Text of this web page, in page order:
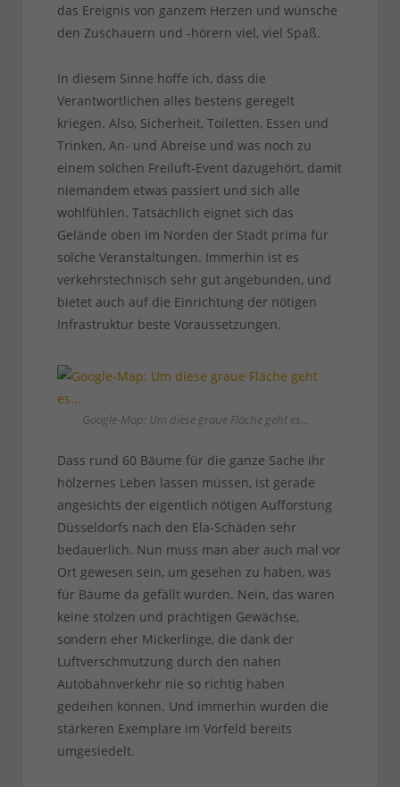
das Ereignis von ganzem Herzen und wünsche
den Zuschauern und -hörern viel, viel Spaß.
In diesem Sinne hoffe ich, dass die
Verantwortlichen alles bestens geregelt
kriegen. Also, Sicherheit, Toiletten, Essen und
Trinken, An- und Abreise und was noch zu
einem solchen Freiluft-Event dazugehört, damit
niemandem etwas passiert und sich alle
wohlfühlen. Tatsächlich eignet sich das
Gelände oben im Norden der Stadt prima für
solche Veranstaltungen. Immerhin ist es
verkehrstechnisch sehr gut angebunden, und
bietet auch auf die Einrichtung der nötigen
Infrastruktur beste Voraussetzungen.
Google-Map: Um diese graue Fläche geht es…
Dass rund 60 Bäume für die ganze Sache ihr
hölzernes Leben lassen müssen, ist gerade
angesichts der eigentlich nötigen Aufforstung
Düsseldorfs nach den Ela-Schäden sehr
bedauerlich. Nun muss man aber auch mal vor
Ort gewesen sein, um gesehen zu haben, was
für Bäume da gefällt wurden. Nein, das waren
keine stolzen und prächtigen Gewächse,
sondern eher Mickerlinge, die dank der
Luftverschmutzung durch den nahen
Autobahnverkehr nie so richtig haben
gedeihen können. Und immerhin wurden die
stärkeren Exemplare im Vorfeld bereits
umgesiedelt.